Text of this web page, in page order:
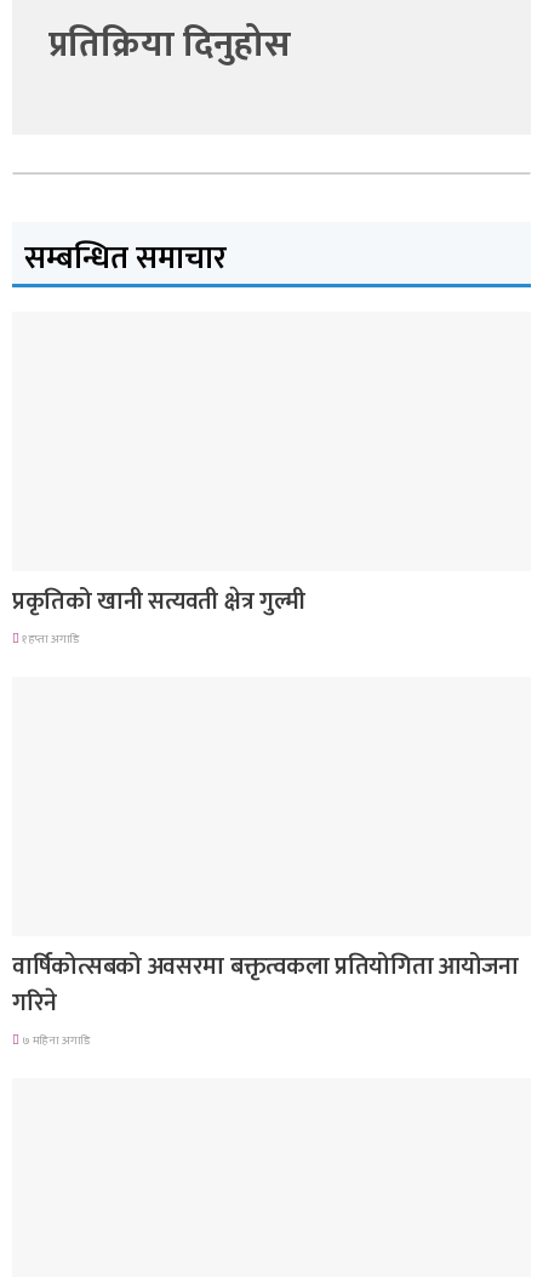
प्रतिक्रिया दिनुहोस
सम्बन्धित समाचार
प्रकृतिको खानी सत्यवती क्षेत्र गुल्मी
१ हप्ता अगाडि
वार्षिकोत्सबको अवसरमा बक्तृत्वकला प्रतियोगिता आयोजना
गरिने
७ महिना अगाडि